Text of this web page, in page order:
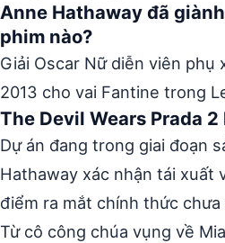
Anne Hathaway đã
phim nào?
Giải Oscar Nữ diễn viên phụ
2013 cho vai Fantine trong
The Devil Wears Prada
Dự án đang trong giai đoạn
Hathaway xác nhận tái xuất
điểm ra mắt chính thức
Từ cô công chúa vụng về